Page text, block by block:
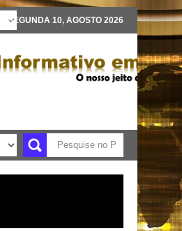
SEGUNDA 10, AGOSTO 2026